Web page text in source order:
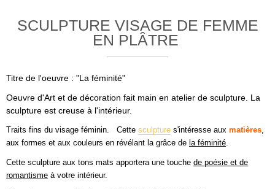
SCULPTURE VISAGE DE FEMME
EN PLÂTRE
Titre de l'oeuvre : "La féminité"
Oeuvre d'Art et de décoration fait main en atelier de sculpture. La
sculpture est creuse à l'intérieur.
Traits fins du visage féminin. Cette sculpture s'intéresse aux matières,
aux formes et aux couleurs en révélant la grâce de la féminité.
Cette sculpture aux tons mats apportera une touche de poésie et de
romantisme à votre intérieur.